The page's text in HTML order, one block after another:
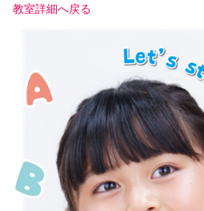
教室詳細へ戻る